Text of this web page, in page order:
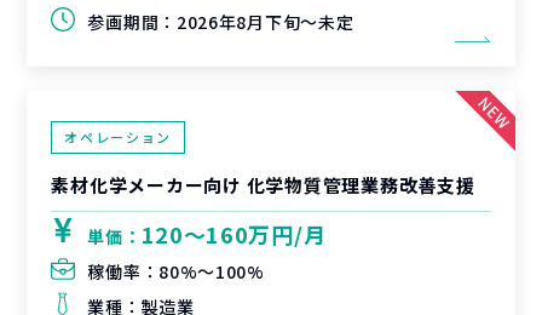
参画期間： 2026年8月下旬～未定
オペレーション
素材化学メーカー向け 化学物質管理業務改善支援
単価： 120〜160万円/月
稼働率： 80%〜100%
業種： 製造業